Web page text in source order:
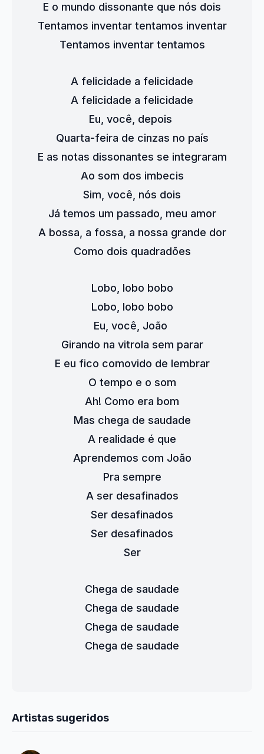
E o mundo dissonante que nós dois
Tentamos inventar tentamos inventar
Tentamos inventar tentamos
A felicidade a felicidade
A felicidade a felicidade
Eu, você, depois
Quarta-feira de cinzas no país
E as notas dissonantes se integraram
Ao som dos imbecis
Sim, você, nós dois
Já temos um passado, meu amor
A bossa, a fossa, a nossa grande dor
Como dois quadradões
Lobo, lobo bobo
Lobo, lobo bobo
Eu, você, João
Girando na vitrola sem parar
E eu fico comovido de lembrar
O tempo e o som
Ah! Como era bom
Mas chega de saudade
A realidade é que
Aprendemos com João
Pra sempre
A ser desafinados
Ser desafinados
Ser desafinados
Ser
Chega de saudade
Chega de saudade
Chega de saudade
Chega de saudade
Artistas sugeridos